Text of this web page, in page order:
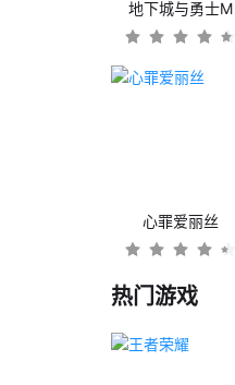
地下城与勇士M
心罪爱丽丝
热门游戏